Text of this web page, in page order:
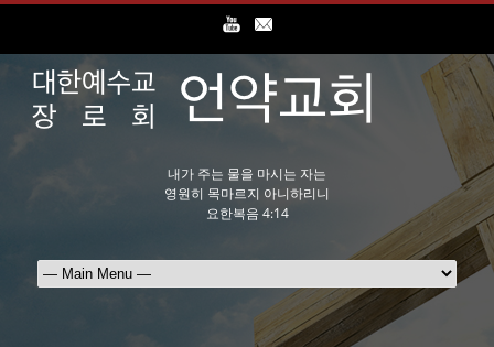
내가 주는 물을 마시는 자는
영원히 목마르지 아니하리니
요한복음 4:14